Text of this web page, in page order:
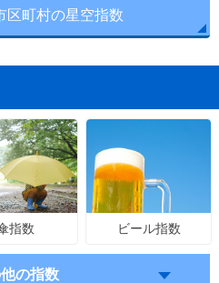
区町村の星空指数
指数 ビール指数
の指数